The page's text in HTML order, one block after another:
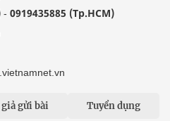
- 0919435885 (Tp.HCM)
gửi bài Tuyển dụng